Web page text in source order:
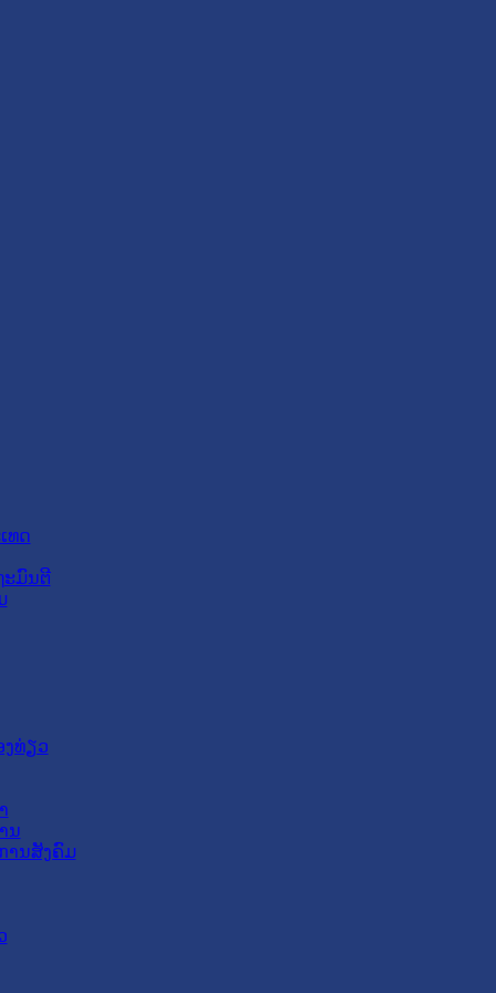
ທດ
ະມົນຕີ
ງທ່ຽວ
ນ
ານສັງຄົມ